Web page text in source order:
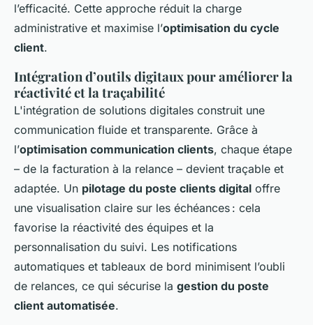
l’efficacité. Cette approche réduit la charge
administrative et maximise l’optimisation du cycle
client.
Intégration d’outils digitaux pour améliorer la
réactivité et la traçabilité
L'intégration de solutions digitales construit une
communication fluide et transparente. Grâce à
l’optimisation communication clients, chaque étape
– de la facturation à la relance – devient traçable et
adaptée. Un pilotage du poste clients digital offre
une visualisation claire sur les échéances : cela
favorise la réactivité des équipes et la
personnalisation du suivi. Les notifications
automatiques et tableaux de bord minimisent l’oubli
de relances, ce qui sécurise la gestion du poste
client automatisée.